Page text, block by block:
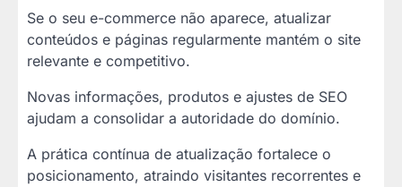
Se o seu e-commerce não aparece, atualizar
conteúdos e páginas regularmente mantém o site
relevante e competitivo.
Novas informações, produtos e ajustes de SEO
ajudam a consolidar a autoridade do domínio.
A prática contínua de atualização fortalece o
posicionamento, atraindo visitantes recorrentes e